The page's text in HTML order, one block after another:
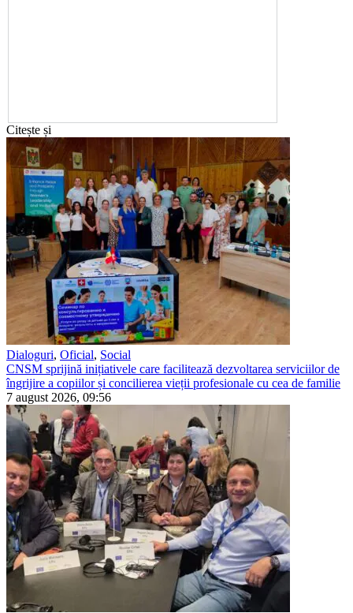
Citește și
Dialoguri, Oficial, Social
CNSM sprijină inițiativele care facilitează dezvoltarea serviciilor de
îngrijire a copiilor și concilierea vieții profesionale cu cea de familie
7 august 2026, 09:56